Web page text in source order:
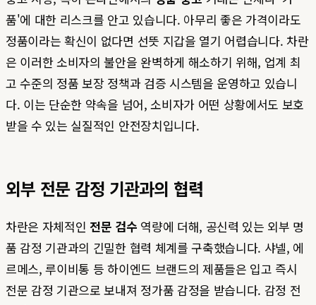
품'에 대한 리스크를 안고 있습니다. 아무리 좋은 가격이라도
정품이라는 확신이 없다면 선뜻 지갑을 열기 어렵습니다. 차란
은 이러한 소비자의 불안을 완벽하게 해소하기 위해, 업계 최
고 수준의 정품 보장 정책과 검증 시스템을 운영하고 있습니
다. 이는 단순한 약속을 넘어, 소비자가 어떤 상황에서도 보호
받을 수 있는 실질적인 안전장치입니다.
외부 전문 감정 기관과의 협력
차란은 자체적인전문 검수 역량에 더해, 공신력 있는 외부 명
품 감정 기관과의 긴밀한 협력 체계를 구축했습니다. 샤넬, 에
르메스, 루이비통 등 하이엔드 브랜드의 제품들은 입고 즉시
전문 감정 기관으로 보내져 정가품 감정을 받습니다. 감정 전